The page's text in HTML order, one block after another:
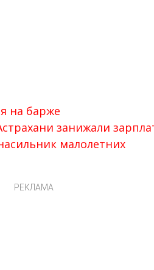
на барже
занижали
малолетних
РЕКЛАМА